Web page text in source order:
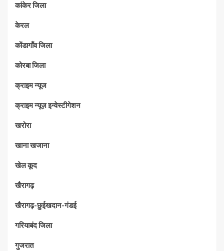
कांकेर जिला
केरल
कोंडागाँव जिला
कोरबा जिला
क्राइम न्यूज
क्राइम न्यूज़ इन्वेस्टीगेशन
खरोरा
खाना खजाना
खेल कूद
खैरागढ़
खैरागढ़-छुईखदान-गंडई
गरियाबंद जिला
गुजरात